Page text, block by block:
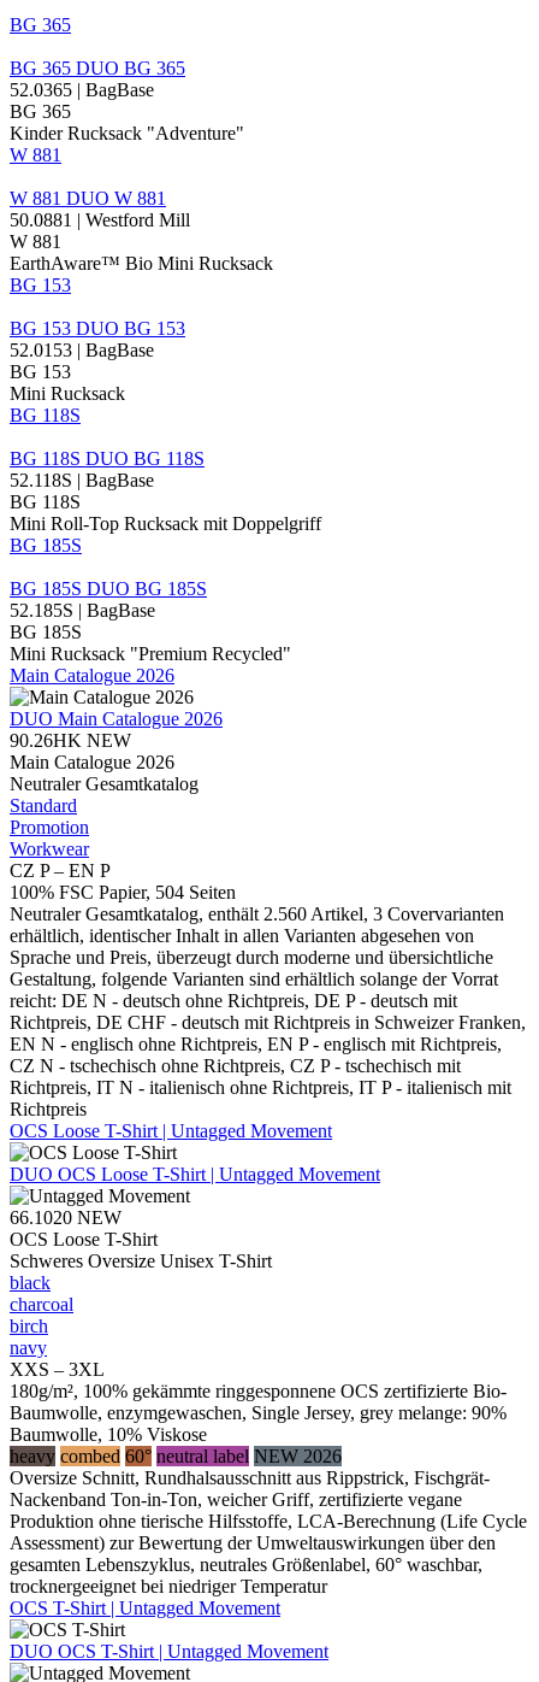
BG 365
BG 365 DUO BG 365
52.0365 | BagBase
BG 365
Kinder Rucksack "Adventure"
W 881
W 881 DUO W 881
50.0881 | Westford Mill
W 881
EarthAware™ Bio Mini Rucksack
BG 153
BG 153 DUO BG 153
52.0153 | BagBase
BG 153
Mini Rucksack
BG 118S
BG 118S DUO BG 118S
52.118S | BagBase
BG 118S
Mini Roll-Top Rucksack mit Doppelgriff
BG 185S
BG 185S DUO BG 185S
52.185S | BagBase
BG 185S
Mini Rucksack "Premium Recycled"
Main Catalogue 2026
DUO Main Catalogue 2026
90.26HK NEW
Main Catalogue 2026
Neutraler Gesamtkatalog
Standard
Promotion
Workwear
CZ P – EN P
100% FSC Papier, 504 Seiten
Neutraler Gesamtkatalog, enthält 2.560 Artikel, 3 Covervarianten
erhältlich, identischer Inhalt in allen Varianten abgesehen von
Sprache und Preis, überzeugt durch moderne und übersichtliche
Gestaltung, folgende Varianten sind erhältlich solange der Vorrat
reicht: DE N - deutsch ohne Richtpreis, DE P - deutsch mit
Richtpreis, DE CHF - deutsch mit Richtpreis in Schweizer Franken,
EN N - englisch ohne Richtpreis, EN P - englisch mit Richtpreis,
CZ N - tschechisch ohne Richtpreis, CZ P - tschechisch mit
Richtpreis, IT N - italienisch ohne Richtpreis, IT P - italienisch mit
Richtpreis
OCS Loose T-Shirt | Untagged Movement
DUO OCS Loose T-Shirt | Untagged Movement
66.1020 NEW
OCS Loose T-Shirt
Schweres Oversize Unisex T-Shirt
black
charcoal
birch
navy
XXS – 3XL
180g/m², 100% gekämmte ringgesponnene OCS zertifizierte Bio-
Baumwolle, enzymgewaschen, Single Jersey, grey melange: 90%
Baumwolle, 10% Viskose
heavy combed 60° neutral label NEW 2026
Oversize Schnitt, Rundhalsausschnitt aus Rippstrick, Fischgrät-
Nackenband Ton-in-Ton, weicher Griff, zertifizierte vegane
Produktion ohne tierische Hilfsstoffe, LCA-Berechnung (Life Cycle
Assessment) zur Bewertung der Umweltauswirkungen über den
gesamten Lebenszyklus, neutrales Größenlabel, 60° waschbar,
trocknergeeignet bei niedriger Temperatur
OCS T-Shirt | Untagged Movement
DUO OCS T-Shirt | Untagged Movement